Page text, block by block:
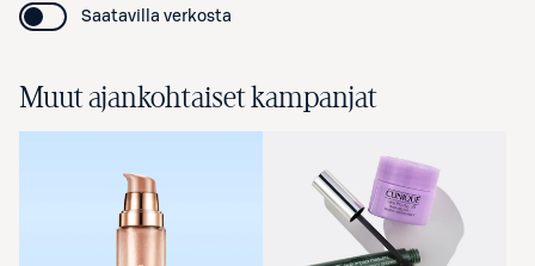
Saatavilla verkosta
Muut ajankohtaiset kampanjat